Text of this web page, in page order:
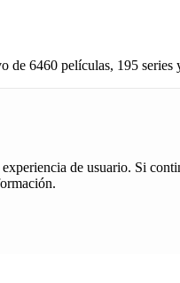
de 6460 películas, 195 series
de usuario. Si